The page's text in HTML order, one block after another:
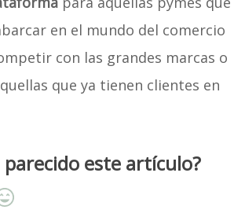
en el mundo del comercio
con las grandes marcas o
que ya tienen clientes en
parecido este artículo?